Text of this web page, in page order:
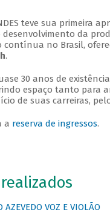
teve sua primeira
desenvolvimento da
contínua no Brasil,
.
30 anos de
espaço tanto para
de suas carreiras,
a reserva de ingressos.
AZEVEDO VOZ E VIOLÃO